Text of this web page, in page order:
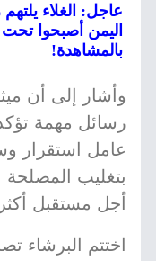
اليمن أصبحوا
بالمشاهدة!
وأشار إلى أن
رسائل مهمة
عامل استقرار
بتغليب
أجل مستقبل
اختتم البرشاء